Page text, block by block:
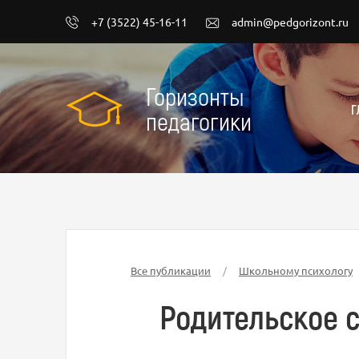
+7 (3522) 45-16-11 admin@pedgorizont.ru
Горизонты
педагогики
Все публикации / Школьному психологу
Родительское